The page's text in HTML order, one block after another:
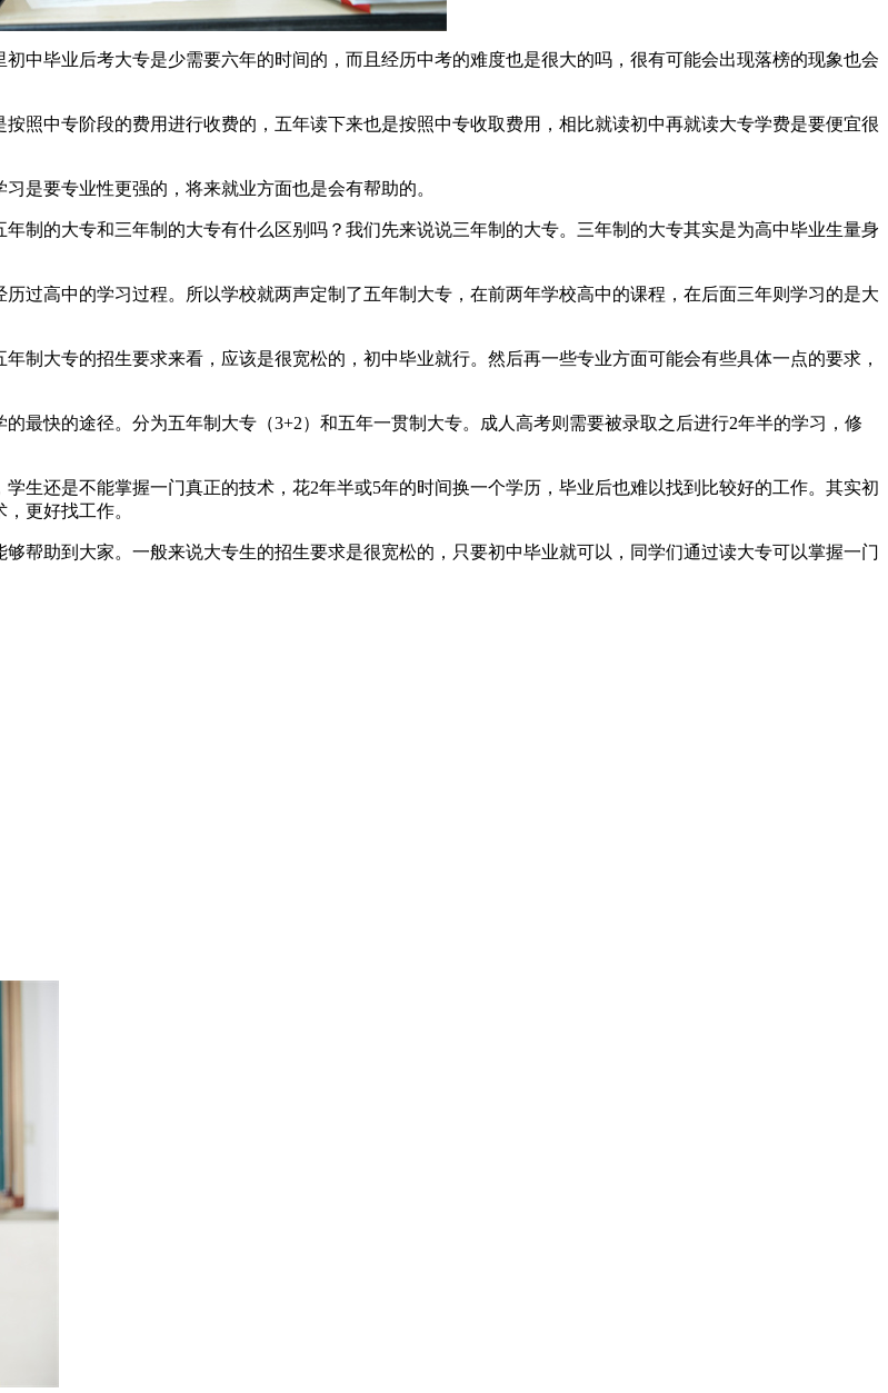
中毕业后考大专是少需要六年的时间的，而且经历中考的难度也是很大的吗，很有可能会出现落榜的现象也会
照中专阶段的费用进行收费的，五年读下来也是按照中专收取费用，相比就读初中再就读大专学费是要便宜很
是要专业性更强的，将来就业方面也是会有帮助的。
制的大专和三年制的大专有什么区别吗？我们先来说说三年制的大专。三年制的大专其实是为高中毕业生量身
过高中的学习过程。所以学校就两声定制了五年制大专，在前两年学校高中的课程，在后面三年则学习的是大
制大专的招生要求来看，应该是很宽松的，初中毕业就行。然后再一些专业方面可能会有些具体一点的要求，
最快的途径。分为五年制大专（3+2）和五年一贯制大专。成人高考则需要被录取之后进行2年半的学习，修
生还是不能掌握一门真正的技术，花2年半或5年的时间换一个学历，毕业后也难以找到比较好的工作。其实初
更好找工作。
帮助到大家。一般来说大专生的招生要求是很宽松的，只要初中毕业就可以，同学们通过读大专可以掌握一门